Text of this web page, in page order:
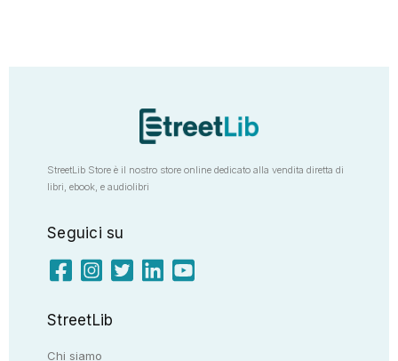
StreetLib Store è il nostro store online dedicato alla vendita diretta di
libri, ebook, e audiolibri
Seguici su
StreetLib
Chi siamo